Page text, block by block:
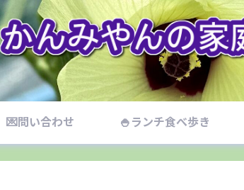
💌問い合わせ 🍚ランチ食べ歩き